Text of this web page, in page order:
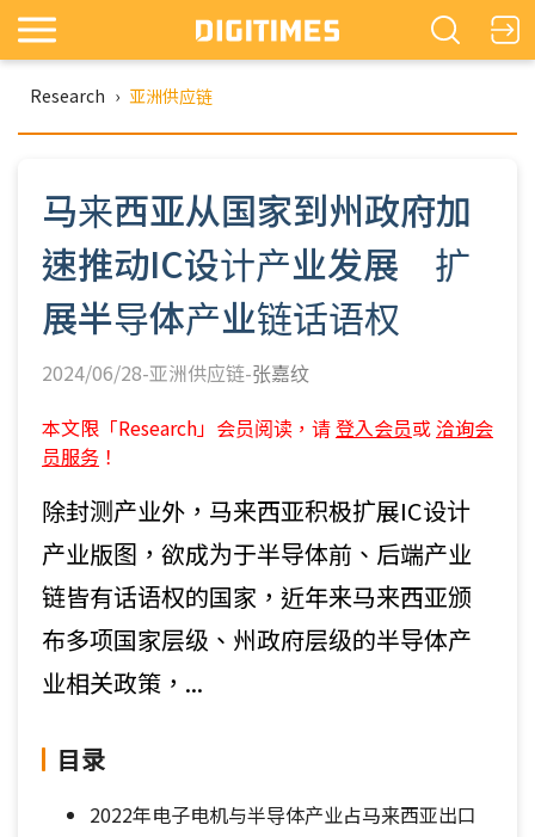
Research › 亚洲供应链
马来西亚从国家到州政府加
速推动IC设计产业发展 扩
展半导体产业链话语权
2024/06/28-亚洲供应链-张嘉纹
本文限「Research」会员阅读，请登入会员或 洽询会
员服务 ！
除封测产业外，马来西亚积极扩展IC设计
产业版图，欲成为于半导体前、后端产业
链皆有话语权的国家，近年来马来西亚颁
布多项国家层级、州政府层级的半导体产
业相关政策，...
目录
2022年电子电机与半导体产业占马来西亚出口